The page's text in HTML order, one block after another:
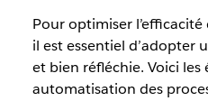
Pour optimiser
il est essentiel d’adopter
et bien réfléchie. Voici
automatisation des